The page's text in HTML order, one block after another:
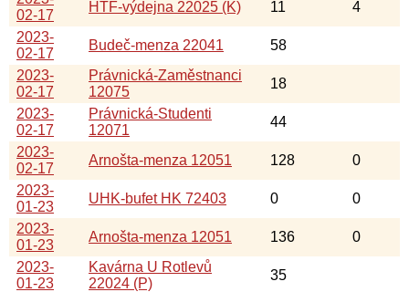
02-17
HTF-výdejna 22025 (K) 11
4
2023-
02-17
Budeč-menza 22041
58
2023-
02-17
Právnická-Zaměstnanci
12075
18
2023-
02-17
Právnická-Studenti
12071
44
2023-
02-17
Arnošta-menza 12051 128
0
2023-
01-23
UHK-bufet HK 72403 0
0
2023-
01-23
Arnošta-menza 12051 136
0
2023-
01-23
Kavárna U Rotlevů
22024 (P)
35